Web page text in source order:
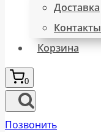
Доставка
Контакты
Корзина
0
Позвонить